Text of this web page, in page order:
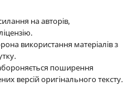
на авторів,
використання матеріалів з
поширення
версій оригінального тексту.